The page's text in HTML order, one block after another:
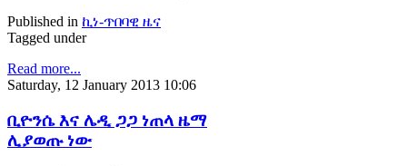
Published in ኪነ-ጥበባዊ ዜና
Tagged under
Read more...
Saturday, 12 January 2013 10:06
ቢዮንሴ እና ሌዲ ጋጋ ነጠላ ዜማ
ሊያወጡ ነው